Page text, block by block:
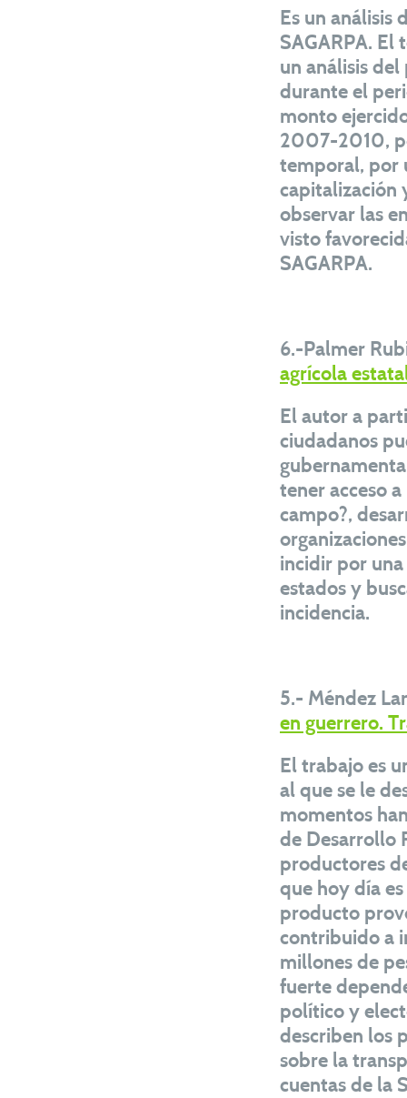
Es un análisis
SAGARPA. El
un análisis
durante el
monto
2007-2010,
temporal, por
capitalización
observar las
visto
SAGARPA.
6.-Palmer
agrícola
El autor a
ciudadanos
tener acceso
campo?,
incidir por
estados y
incidencia.
5.- Méndez
en guerrero.
El trabajo es
al que se le
momentos
de Desarrollo
productores
que hoy día
producto
contribuido a
millones de
fuerte
político y
describen los
sobre la
cuentas de la